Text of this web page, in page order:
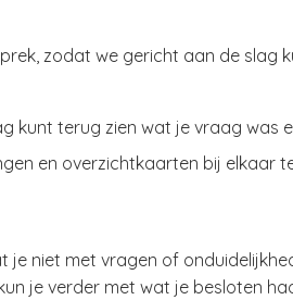
zodat we gericht aan de slag
kunt terug zien wat je vraag was
en overzichtkaarten bij elkaar
je niet met vragen of
je verder met wat je besloten